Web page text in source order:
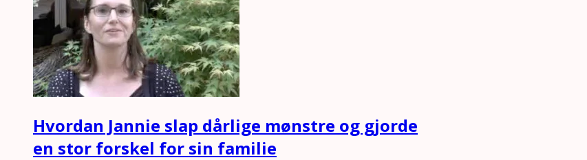
Hvordan Jannie slap dårlige mønstre og gjorde
en stor forskel for sin familie